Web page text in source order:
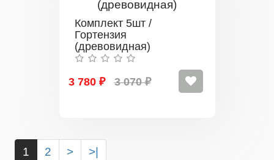
Комплект 5шт /
Гортензия
(древовидная)
3 780 ₽ 3 070 ₽
1 2 > >|